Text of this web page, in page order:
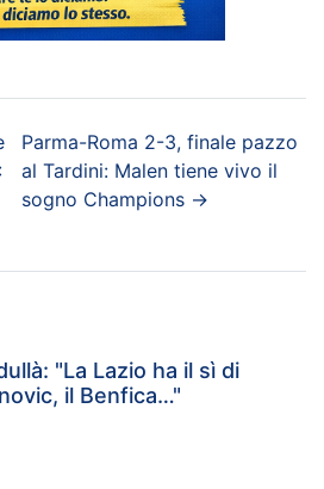
Parma-Roma 2-3, finale pazzo
al Tardini: Malen tiene vivo il
sogno Champions →
"La Lazio ha il sì di
il Benfica…"